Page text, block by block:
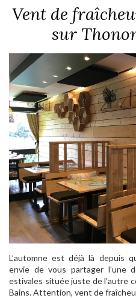
Vent de
sur
L’automne est déjà là depuis
envie de vous partager l’une
estivales située juste de l’autre
Bains. Attention, vent de